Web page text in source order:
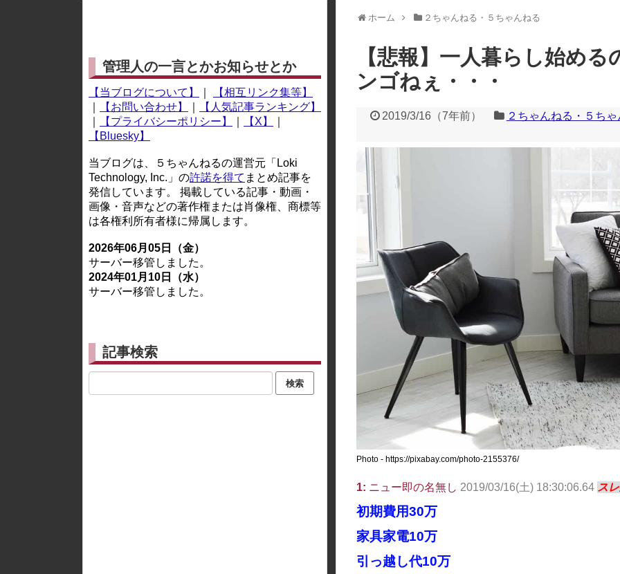
ホーム
２ちゃんねる・５ちゃんねる
【悲報】一人暮らし始め
ンゴねぇ・・・
2019/3/16 （7年前） ２ちゃんねる・５ち
Photo - https://pixabay.com/photo-2155376/
1: ニュー即の名無し 2019/03/16(土) 18:30:06.64 ス
初期費用30万
家具家電10万
引っ越し代10万
管理人の一言とかお知らせとか
【当ブログについて】
【相互リンク集等】
【お問い合わせ】
【人気記事ランキング】
【プライバシーポリシー】 【X】
【Bluesky】
当ブログは、５ちゃんねるの運営元「Loki
Technology, Inc.」の許諾を得て まとめ記事を
発信しています。 掲載している記事・動画・
画像・音声などの著作権または肖像権、商標等
は各権利所有者様に帰属します。
2026年06月05日（金）
サーバー移管しました。
2024年01月10日（水）
サーバー移管しました。
記事検索